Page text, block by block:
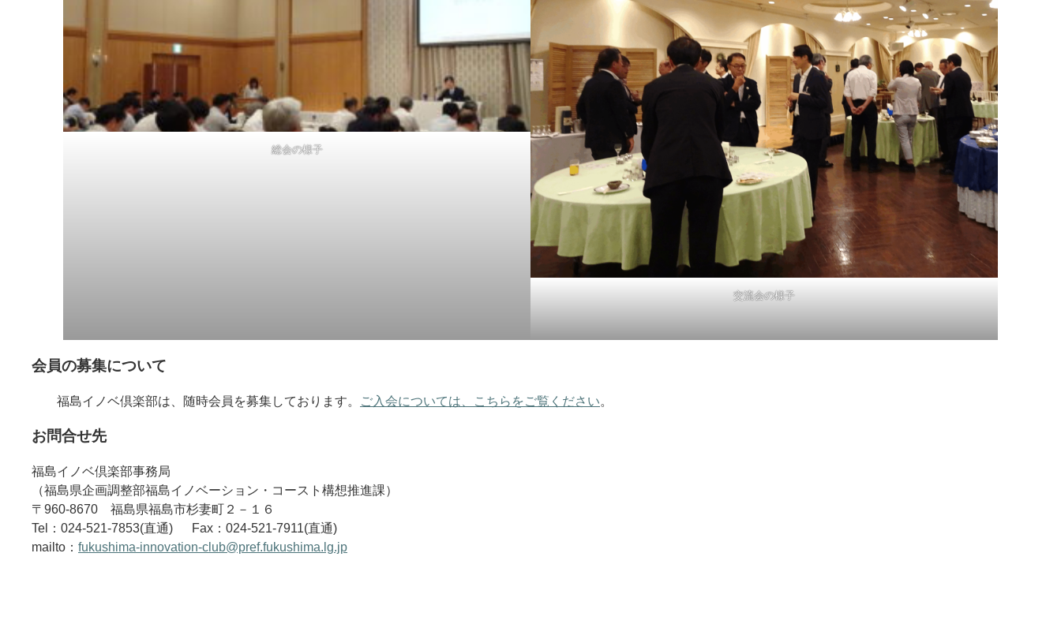
総会の様子
交流会の様子
会員の募集について
福島イノベ倶楽部は、随時会員を募集しております。 ご入会については、こちらをご覧ください。
お問合せ先
福島イノベ倶楽部事務局
（福島県企画調整部福島イノベーション・コースト構想推進課）
〒960-8670 福島県福島市杉妻町２－１６
Tel：024-521-7853(直通) Fax：024-521-7911(直通)
mailto： fukushima-innovation-club@pref.fukushima.lg.jp